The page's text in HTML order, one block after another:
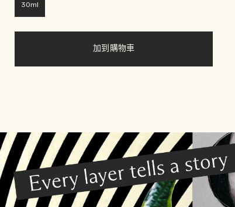
30ml
加到購物車